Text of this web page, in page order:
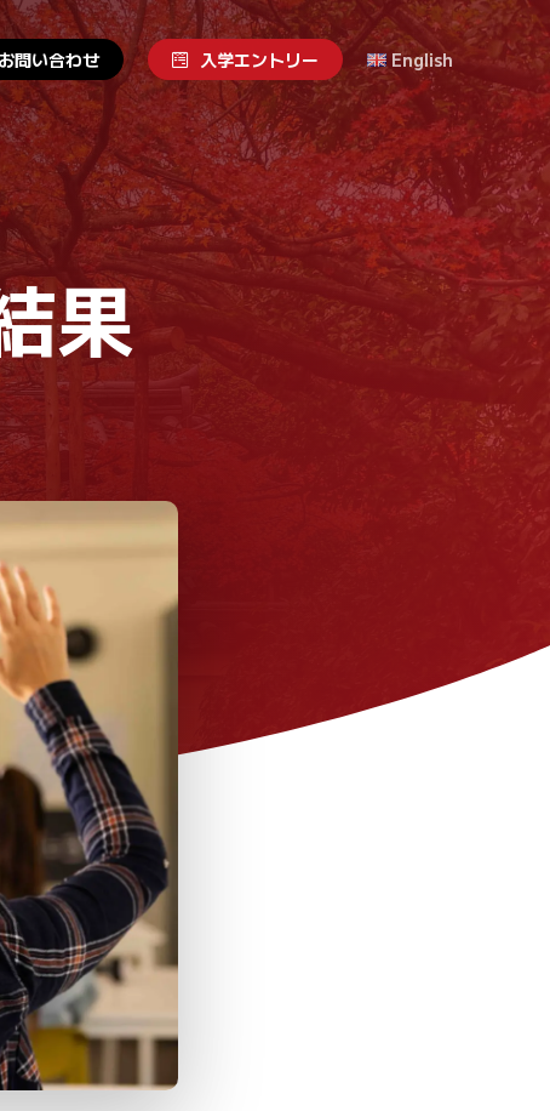
お問い合わせ 入学エン トリー English
果